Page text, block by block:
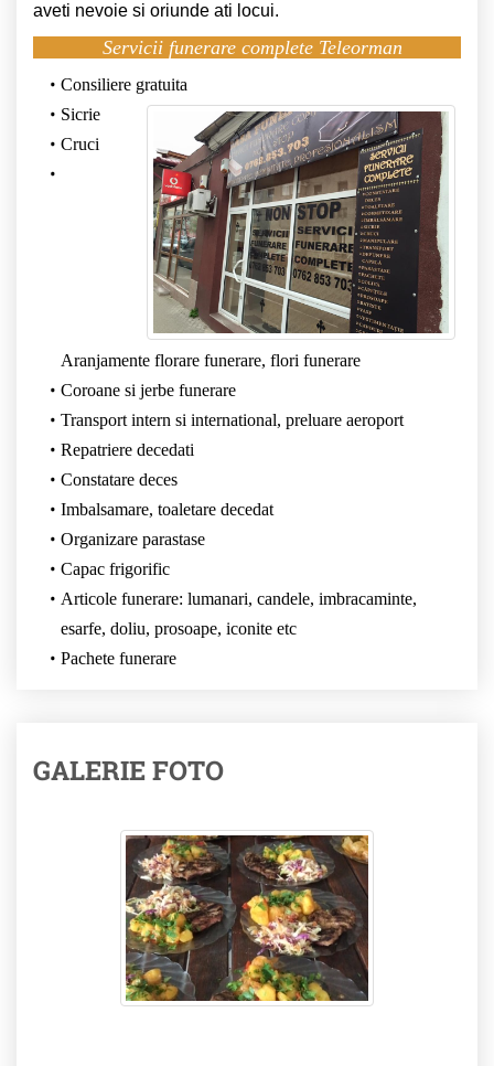
aveti nevoie si oriunde ati locui.
Servicii funerare complete Teleorman
Consiliere gratuita
Sicrie
Cruci
Aranjamente florare funerare, flori funerare
Coroane si jerbe funerare
Transport intern si international, preluare aeroport
Repatriere decedati
Constatare deces
Imbalsamare, toaletare decedat
Organizare parastase
Capac frigorific
Articole funerare: lumanari, candele, imbracaminte,
esarfe, doliu, prosoape, iconite etc
Pachete funerare
GALERIE FOTO